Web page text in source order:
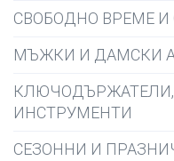
СВОБОДНО ВРЕМЕ И
МЪЖКИ И ДАМСКИ
ИНСТРУМЕНТИ
СЕЗОННИ И